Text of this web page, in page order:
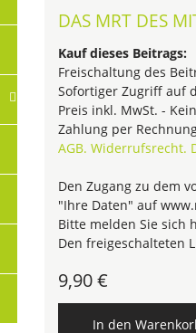
DAS MRT DES
Kauf dieses Beitrags:
Freischaltung des
Sofortiger Zugriff auf
Preis inkl. MwSt. -
Zahlung per
AGB. Widerrufsrecht.
Den Zugang zu dem
"Ihre Daten" auf
Bitte melden Sie sich
Den freigeschalteten
9,90€